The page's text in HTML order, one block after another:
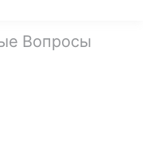
Вопросы